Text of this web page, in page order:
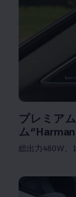
プレミア
ム
総出力480W、